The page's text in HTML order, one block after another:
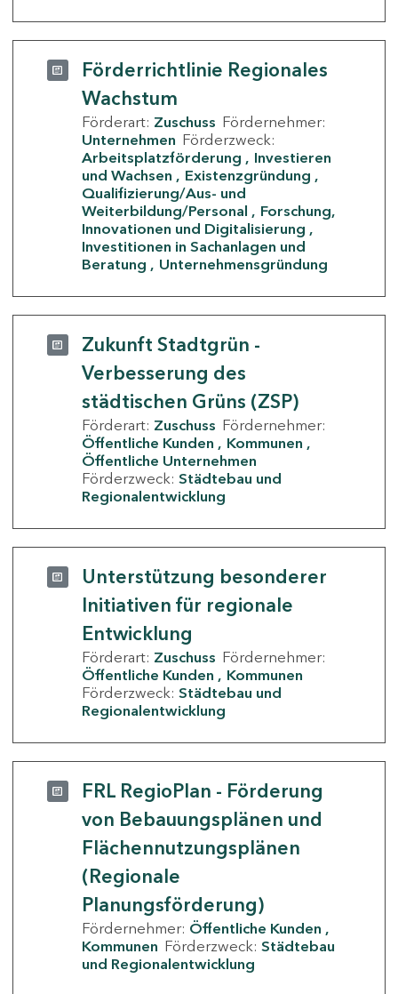
Förderrichtlinie Regionales
Wachstum
Förderart: Zuschuss Fördernehmer:
Unternehmen Förderzweck:
Arbeitsplatzförderung
Investieren
und Wachsen
Existenzgründung
Qualifizierung/Aus- und
Weiterbildung/Personal
Forschung,
Innovationen und Digitalisierung
Investitionen in Sachanlagen und
Beratung
Unternehmensgründung
Zukunft Stadtgrün -
Verbesserung des
städtischen Grüns (ZSP)
Förderart: Zuschuss Fördernehmer:
Öffentliche Kunden
Kommunen
Öffentliche Unternehmen
Förderzweck: Städtebau und
Regionalentwicklung
Unterstützung besonderer
Initiativen für regionale
Entwicklung
Förderart: Zuschuss Fördernehmer:
Öffentliche Kunden
Kommunen
Förderzweck: Städtebau und
Regionalentwicklung
FRL RegioPlan - Förderung
von Bebauungsplänen und
Flächennutzungsplänen
(Regionale
Planungsförderung)
Fördernehmer: Öffentliche Kunden
Kommunen Förderzweck: Städtebau
und Regionalentwicklung